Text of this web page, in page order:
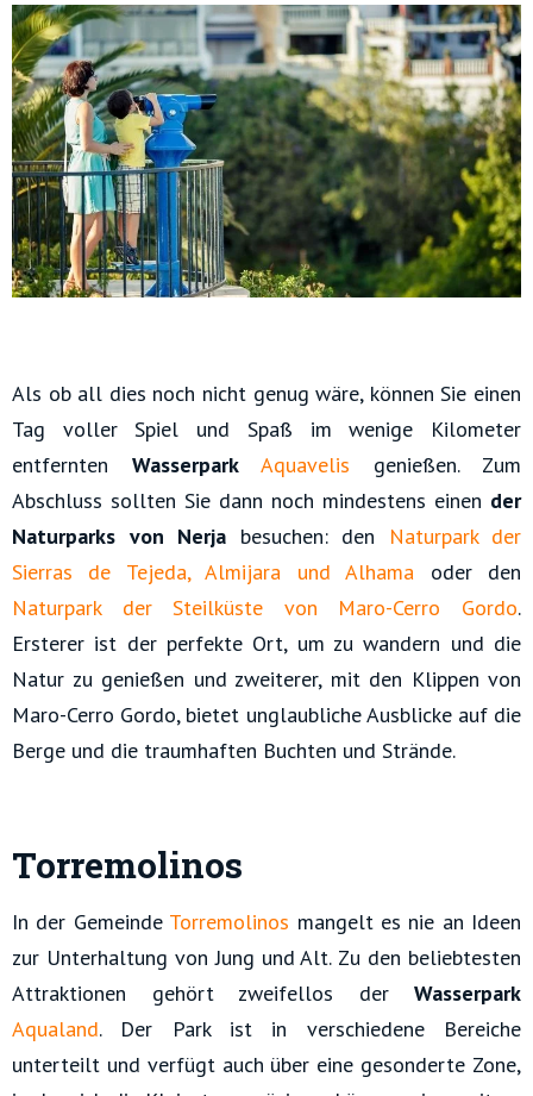
Als ob all dies noch nicht genug wäre, können Sie einen
Tag voller Spiel und Spaß im wenige Kilometer
entfernten Wasserpark Aquavelis genießen. Zum
Abschluss sollten Sie dann noch mindestens einen der
Naturparks von Nerja besuchen: den
Naturpark der
Sierras de Tejeda, Almijara und Alhama oder den
Naturpark der Steilküste von Maro-Cerro Gordo.
Ersterer ist der perfekte Ort, um zu wandern und die
Natur zu genießen und zweiterer, mit den Klippen von
Maro-Cerro Gordo, bietet unglaubliche Ausblicke auf die
Berge und die traumhaften Buchten und Strände.
Torremolinos
In der Gemeinde Torremolinos mangelt es nie an Ideen
zur Unterhaltung von Jung und Alt. Zu den beliebtesten
Attraktionen gehört zweifellos der Wasserpark
Aqualand. Der Park ist in verschiedene Bereiche
unterteilt und verfügt auch über eine gesonderte Zone,